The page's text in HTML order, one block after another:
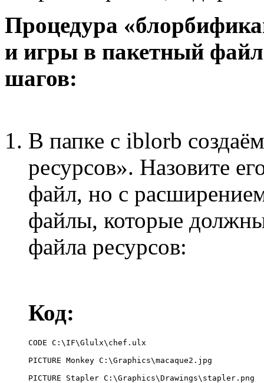
Процедура
и игры в пакетный
шагов:
В папке с iblorb
ресурсов». Назовите
файл, но с
файлы, которые
файла ресурсов:
Код:
CODE C:\IF\Glulx\chef.ulx
PICTURE Monkey C:\Graphics\macaque2.jpg
PICTURE Stapler C:\Graphics\Drawings\stapler.png